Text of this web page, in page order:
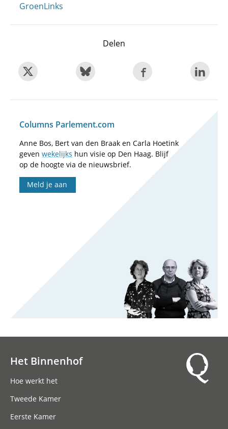
GroenLinks
Delen
Columns Parlement.com
Anne Bos, Bert van den Braak en Carla Hoetink
geven wekelijks hun visie op Den Haag. Blijf
op de hoogte via de nieuwsbrief.
Meld je aan
Het Binnenhof
Hoe werkt het
Tweede Kamer
Eerste Kamer